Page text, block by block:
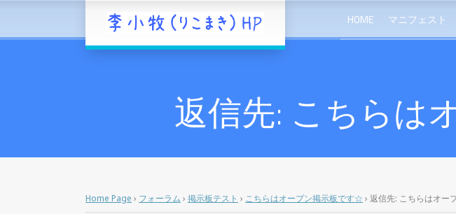
HOME マニフェスト
返信先: こちらは
Home Page › フォーラム › 掲示板テスト › こちらはオープン掲示板です☆ › 返信先: こちらはオー